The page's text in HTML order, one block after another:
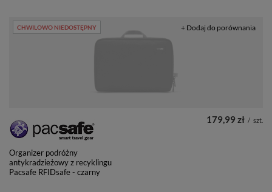
CHWILOWO NIEDOSTĘPNY
Organizer podróżny
antykradzieżowy z recyklingu
Pacsafe RFIDsafe - czarny
179,99 zł / szt.
+ Dodaj do porównania